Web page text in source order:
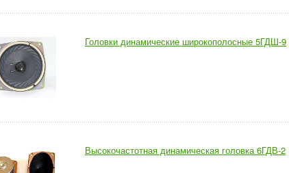
Головки динамические широкополосные 5ГДШ-9
Высокочастотная динамическая головка 6ГДВ-2